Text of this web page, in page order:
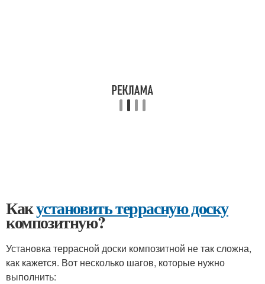
Какустановить террасную доску
композитную?
Установка террасной доски композитной не так сложна,
как кажется. Вот несколько шагов, которые нужно
выполнить: